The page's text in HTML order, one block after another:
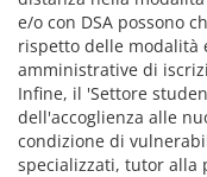
e/o con DSA possono
rispetto delle
amministrative di
Infine, il 'Settore
dell'accoglienza alle
condizione di
specializzati, tutor alla